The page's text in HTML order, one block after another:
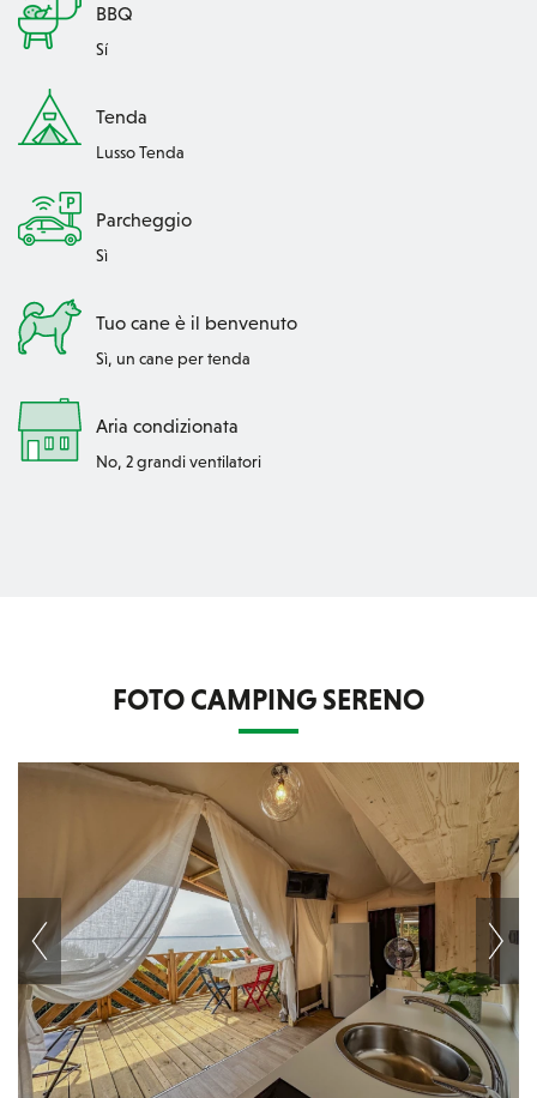
BBQ
Sí
Tenda
Lusso Tenda
Parcheggio
Sì
Tuo cane è il benvenuto
Sì, un cane per tenda
Aria condizionata
No, 2 grandi ventilatori
FOTO CAMPING SERENO
Next